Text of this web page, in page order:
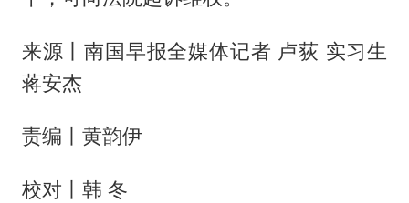
来源丨南国早报全媒体记者 卢荻 实习生
蒋安杰
责编丨黄韵伊
校对丨韩 冬